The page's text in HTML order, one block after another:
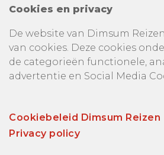
Cookies en privacy
De website van Dimsum
van cookies. Deze cookies
de categorieën functionele,
advertentie en Social Media
Cookiebeleid Dimsum Reizen
Privacy policy